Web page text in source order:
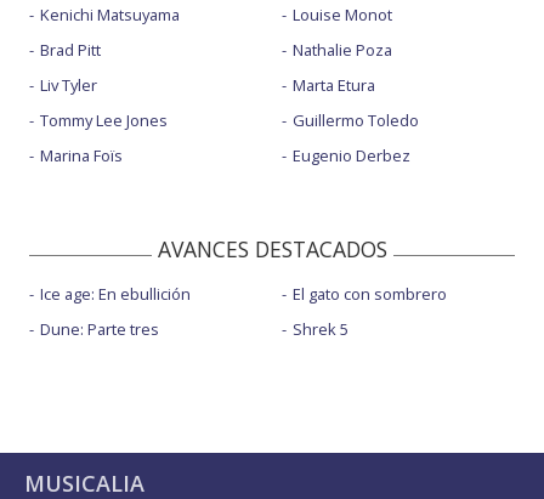
Kenichi Matsuyama
Brad Pitt
Liv Tyler
Tommy Lee Jones
Marina Foïs
Louise Monot
Nathalie Poza
Marta Etura
Guillermo Toledo
Eugenio Derbez
AVANCES DESTACADOS
Ice age: En ebullición
Dune: Parte tres
El gato con sombrero
Shrek 5
MUSICALIA